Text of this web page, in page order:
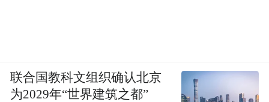
联合国教科文组织确认北京
为2029年“世界建筑之都”